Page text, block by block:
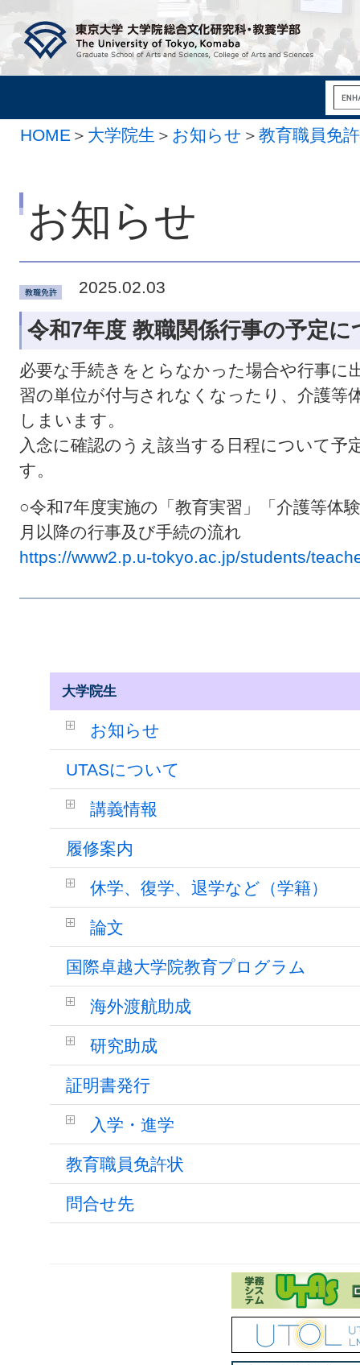
HOME ＞ 大学院生 ＞ お知らせ ＞ 教育職員免
お知らせ
2025.02.03
令和7年度 教職関係行事の予定に
必要な手続きをとらなかった場合や行事に
習の単位が付与されなくなったり、介護等
しまいます。
入念に確認のうえ該当する日程について
す。
○令和7年度実施の「教育実習」「介護等体
月以降の行事及び手続の流れ
https://www2.p.u-tokyo.ac.jp/students/
大学院生
お知らせ
UTASについて
講義情報
履修案内
休学、復学、退学など（学籍）
論文
国際卓越大学院教育プログラム
海外渡航助成
研究助成
証明書発行
入学・進学
教育職員免許状
問合せ先